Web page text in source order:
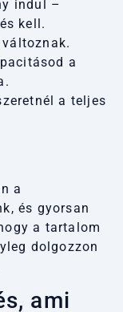
indul –
kell.
a
a teljes
a
és gyorsan
a tartalom
dolgozzon
ami